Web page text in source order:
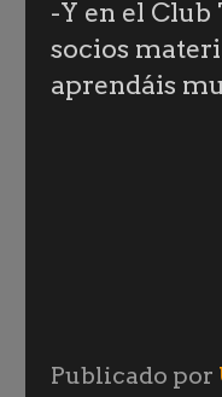
-Y en el
socios
aprendáis
Publicado por